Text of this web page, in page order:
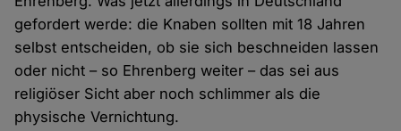
gefordert werde: die Knaben sollten mit 18 Jahren
selbst entscheiden, ob sie sich beschneiden lassen
oder nicht – so Ehrenberg weiter – das sei aus
religiöser Sicht aber noch schlimmer als die
physische Vernichtung.